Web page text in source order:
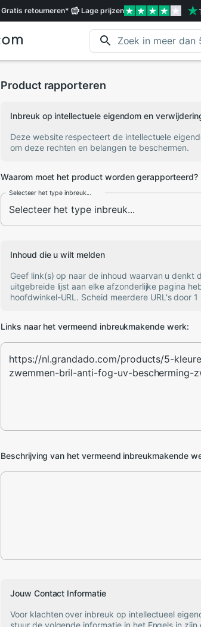
Gratis retourneren* Lageprijzen
Product rapporteren
Inbreuk op intellectuele eigendom en
Deze website respecteert de intellectuele
om deze rechten en belangen te beschermen.
Waarom moet het product worden gerapporteerd?
Selecteer het type inbreuk...
Inhoud die u wilt melden
Geef link(s) op naar de inhoud waarvan u
uitgebreide lijst aan elke afzonderlijke pagina
hoofdwinkel-URL. Scheid meerdere URL's door
Links naar het vermeend inbreukmakende werk:
Beschrijving van het vermeend inbreukmakende
Jouw Contact Informatie
Voor klachten over inbreuk op intellectueel
stuur de volgende informatie in het Engels in